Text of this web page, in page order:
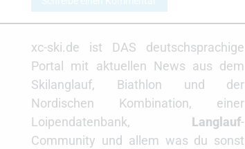
xc-ski.de ist DAS deutschsprachige
Portal mit aktuellen News aus dem
Skilanglauf, Biathlon und der
Nordischen Kombination, einer
Loipendatenbank, Langlauf-
Community und allem was du sonst